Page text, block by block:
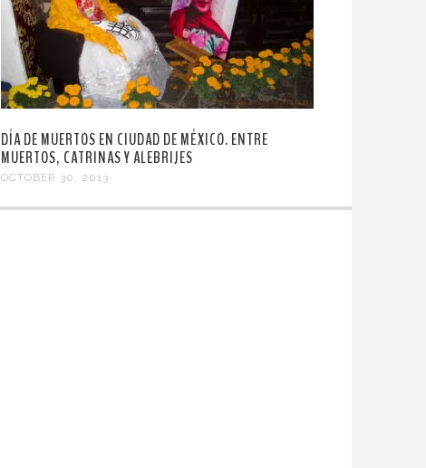
DÍA DE MUERTOS EN CIUDAD DE MÉXICO. ENTRE
MUERTOS, CATRINAS Y ALEBRIJES
OCTOBER 30, 2013